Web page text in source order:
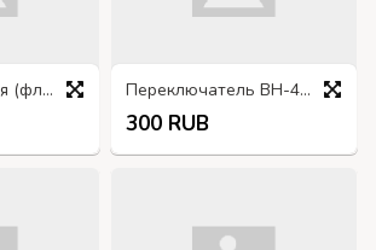
Замок зажигания (флажок) ВК-317 Переключатель ВН-45М, 27в/37А
300 RUB